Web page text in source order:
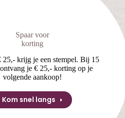
Spaar voor
korting
25,- krijg je een stempel. Bij 15
je € 25,- korting op je
volgende aankoop!
Kom snel langs